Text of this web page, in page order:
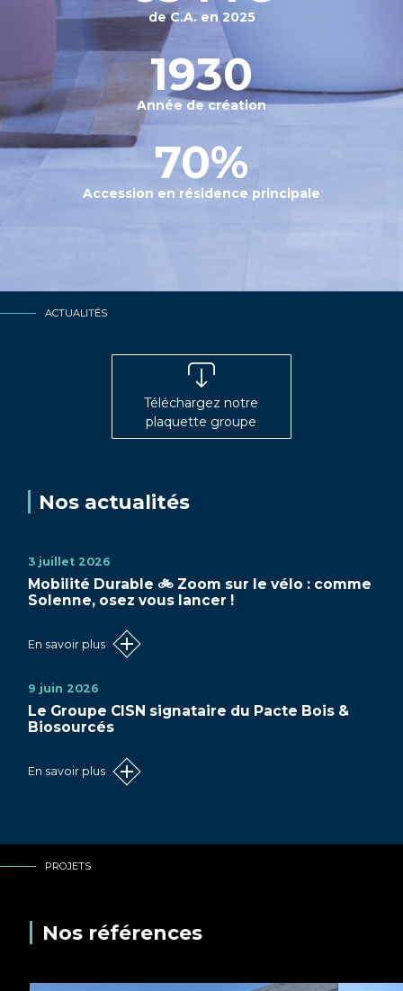
de C.A. en 2025
1930
Année de création
70%
Accession en résidence principale
ACTUALITÉS
Téléchargez notre
plaquette groupe
Nos actualités
3 juillet 2026
Mobilité Durable 🚲 Zoom sur le vélo : comme
Solenne, osez vous lancer !
En savoir plus
9 juin 2026
Le Groupe CISN signataire du Pacte Bois &
Biosourcés
En savoir plus
PROJETS
Nos références